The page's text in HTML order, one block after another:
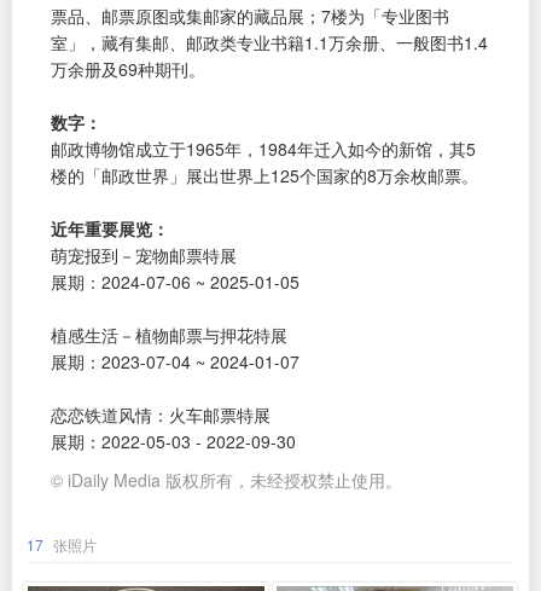
票品、邮票原图或集邮家的藏品展；7楼为「专业图书
室」，藏有集邮、邮政类专业书籍1.1万余册、一般图书1.4
万余册及69种期刊。
数字：
邮政博物馆成立于1965年，1984年迁入如今的新馆，其5
楼的「邮政世界」展出世界上125个国家的8万余枚邮票。
近年重要展览：
萌宠报到－宠物邮票特展
展期：2024-07-06 ~ 2025-01-05
植感生活－植物邮票与押花特展
展期：2023-07-04 ~ 2024-01-07
恋恋铁道风情：火车邮票特展
展期：2022-05-03 - 2022-09-30
© iDaily Media 版权所有，未经授权禁止使用。
17 张照片